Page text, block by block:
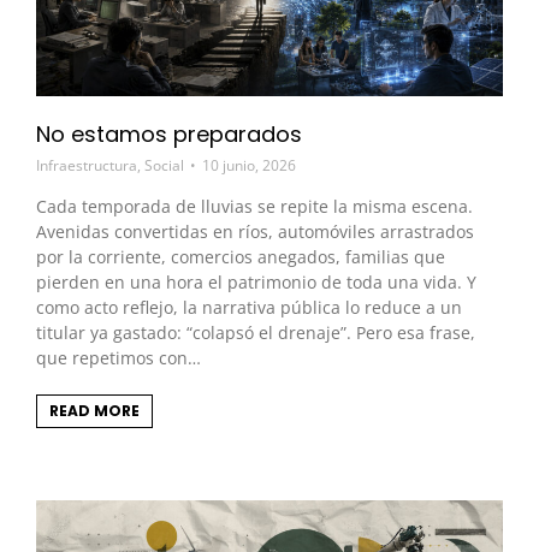
No estamos preparados
Infraestructura, Social 10 junio, 2026
Cada temporada de lluvias se repite la misma escena.
Avenidas convertidas en ríos, automóviles arrastrados
por la corriente, comercios anegados, familias que
pierden en una hora el patrimonio de toda una vida. Y
como acto reflejo, la narrativa pública lo reduce a un
titular ya gastado: “colapsó el drenaje”. Pero esa frase,
que repetimos con…
READ MORE